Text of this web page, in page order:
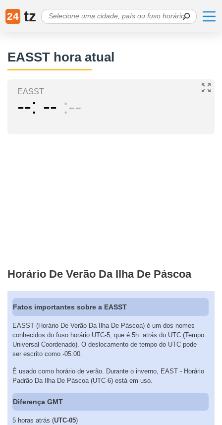
24 tz
EASST hora atual
EASST
-- -- --
Horário De Verão Da Ilha De Páscoa
Fatos importantes sobre a EASST
EASST (Horário De Verão Da Ilha De Páscoa) é um dos nomes
conhecidos do fuso horário UTC-5, que é 5h. atrás do UTC (Tempo
Universal Coordenado). O deslocamento de tempo do UTC pode
ser escrito como -05:00.
É usado como horário de verão. Durante o inverno, EAST - Horário
Padrão Da Ilha De Páscoa (UTC-6) está em uso.
Diferença GMT
5 horas atrás (UTC-05)